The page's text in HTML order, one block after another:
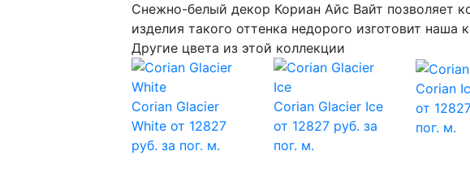
Снежно-белый декор Кориан Айс Вайт позволяет
изделия такого оттенка недорого изготовит наша
Другие цвета из этой коллекции
Corian Glacier
White от 12827
руб. за пог. м.
Corian Glacier Ice
от 12827 руб. за
пог. м.
Corian
от
пог. м.